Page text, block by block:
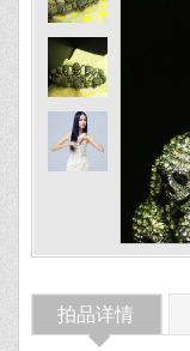
拍品详情
◆